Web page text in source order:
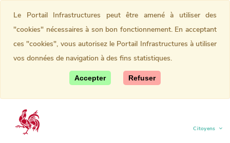
Citoyens
(current)
Le Portail Infrastructures peut être amené à utiliser des
"cookies" nécessaires à son bon fonctionnement. En acceptant
ces "cookies", vous autorisez le Portail Infrastructures à utiliser
vos données de navigation à des fins statistiques.
Accepter Refuser